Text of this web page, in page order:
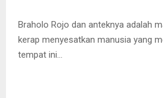
Braholo Rojo dan anteknya adalah
kerap menyesatkan manusia yang
tempat ini…